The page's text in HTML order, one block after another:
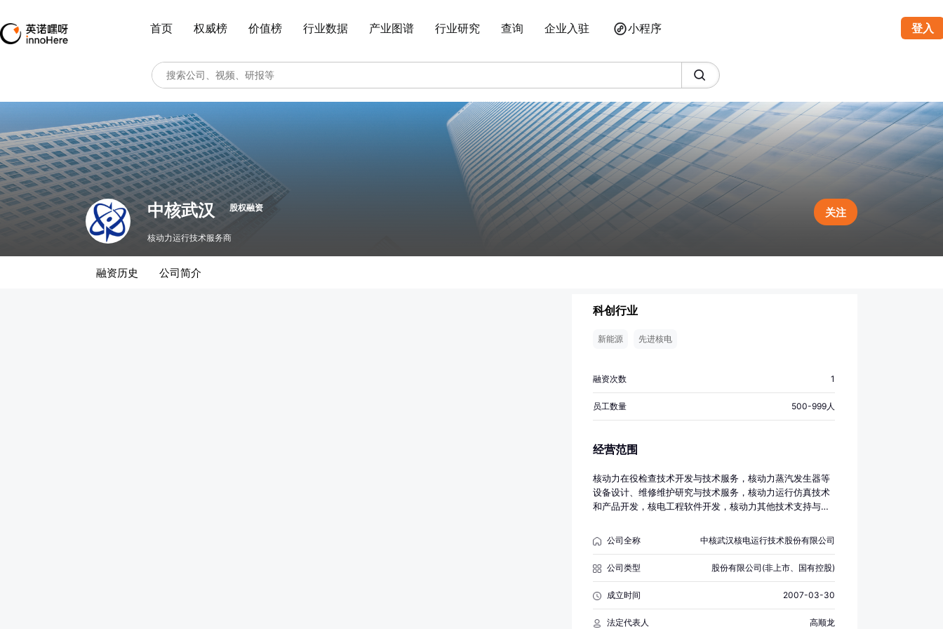
首页 权威榜 价值榜 行业数据 产业图谱 行业研究 查询 企业入驻 小程序 登入
中核武汉 股权融资
核动力运行技术服务商
关注
融资历史 公司简介
科创行业
新能源 先进核电
融资次数 1
员工数量 500-999人
经营范围
核动力在役检查技术开发与技术服务，核动力蒸汽发生器等
设备设计、维修维护研究与技术服务，核动力运行仿真技术
和产品开发，核电工程软件开发，核动力其他技术支持与技
开发、货物进出口、技术进出口、代理进出口。（不含国家
禁止或限制进出口的货物或技术；国家有专项规定的，从其
规定）
公司全称 中核武汉核电运行技术股份有限公司
公司类型 股份有限公司(非上市、国有控股)
成立时间 2007-03-30
法定代表人 高顺龙